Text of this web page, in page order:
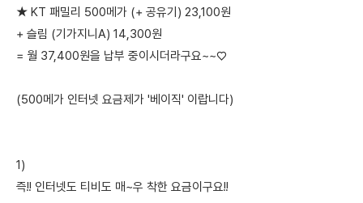
★ KT 패밀리 500메가 (+ 공유기) 23,100원
+ 슬림 (기가지니A) 14,300원
= 월 37,400원을 납부 중이시더라구요~~♡
(500메가 인터넷 요금제가 '베이직' 이랍니다)
1)
즉!! 인터넷도 티비도 매~우 착한 요금이구요!!